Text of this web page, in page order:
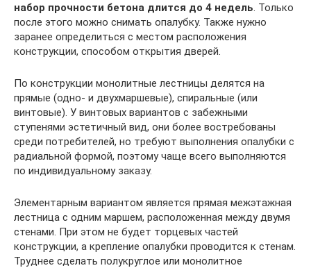
набор прочности бетона длится до 4 недель. Только
после этого можно снимать опалубку. Также нужно
заранее определиться с местом расположения
конструкции, способом открытия дверей.
По конструкции монолитные лестницы делятся на
прямые (одно- и двухмаршевые), спиральные (или
винтовые). У винтовых вариантов с забежными
ступенями эстетичный вид, они более востребованы
среди потребителей, но требуют выполнения опалубки с
радиальной формой, поэтому чаще всего выполняются
по индивидуальному заказу.
Элементарным вариантом является прямая межэтажная
лестница с одним маршем, расположенная между двумя
стенами. При этом не будет торцевых частей
конструкции, а крепление опалубки проводится к стенам.
Труднее сделать полукруглое или монолитное